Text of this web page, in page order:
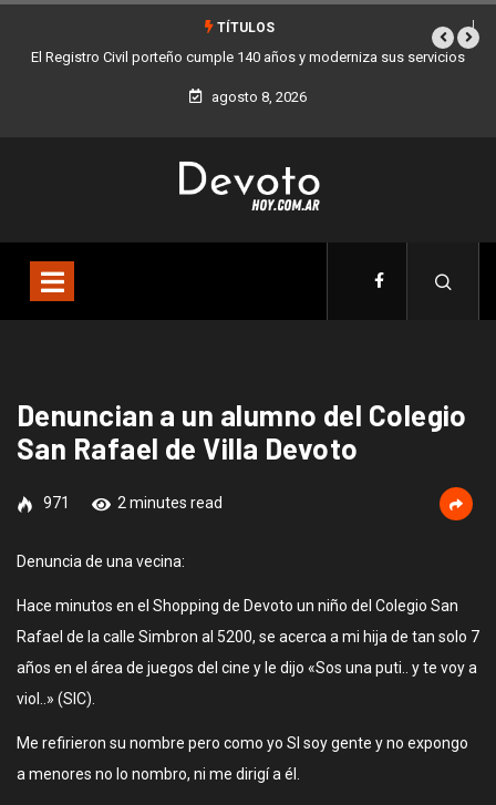
TÍTULOS
El Registro Civil porteño cumple 140 años y moderniza sus servicios
agosto 8, 2026
Denuncian a un alumno del Colegio
San Rafael de Villa Devoto
971 2 minutes read
Denuncia de una vecina:
Hace minutos en el Shopping de Devoto un niño del Colegio San
Rafael de la calle Simbron al 5200, se acerca a mi hija de tan solo 7
años en el área de juegos del cine y le dijo «Sos una puti.. y te voy a
viol..» (SIC).
Me refirieron su nombre pero como yo SI soy gente y no expongo
a menores no lo nombro, ni me dirigí a él.